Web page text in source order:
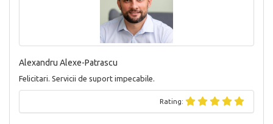
Alexandru Alexe-Patrascu
Felicitari. Servicii de suport impecabile.
Rating: